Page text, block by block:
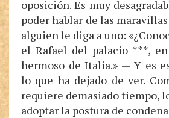
oposición. Es muy
poder hablar de las
alguien le diga a uno:
el Rafael del palacio ***,
hermoso de Italia.» — Y es
lo que ha dejado de ver.
requiere demasiado tiempo,
adoptar la postura de